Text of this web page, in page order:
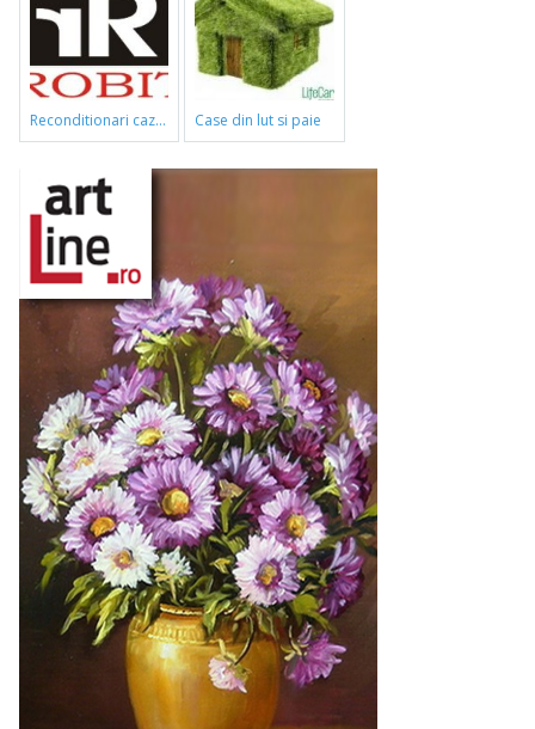
reconditionari cazi de baie case din lut si paie